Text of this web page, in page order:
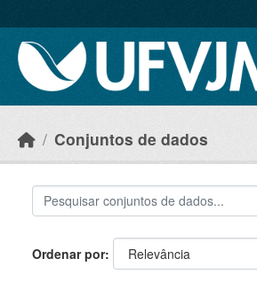
Conjuntos de dados
Ordenar por